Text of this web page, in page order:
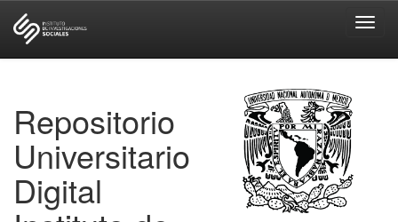
Repositorio
Universitario
Digital